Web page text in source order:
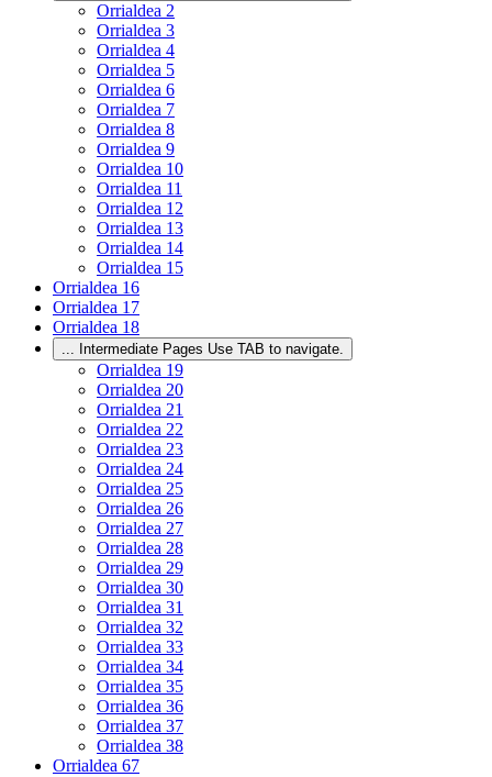
Orrialdea 2
Orrialdea 3
Orrialdea 4
Orrialdea 5
Orrialdea 6
Orrialdea 7
Orrialdea 8
Orrialdea 9
Orrialdea 10
Orrialdea 11
Orrialdea 12
Orrialdea 13
Orrialdea 14
Orrialdea 15
Orrialdea 16
Orrialdea 17
Orrialdea 18
... Intermediate Pages Use TAB to navigate.
Orrialdea 19
Orrialdea 20
Orrialdea 21
Orrialdea 22
Orrialdea 23
Orrialdea 24
Orrialdea 25
Orrialdea 26
Orrialdea 27
Orrialdea 28
Orrialdea 29
Orrialdea 30
Orrialdea 31
Orrialdea 32
Orrialdea 33
Orrialdea 34
Orrialdea 35
Orrialdea 36
Orrialdea 37
Orrialdea 38
Orrialdea 67